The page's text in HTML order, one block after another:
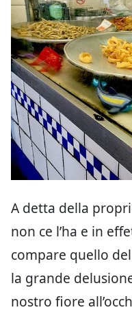
A detta della
non ce l’ha e in
compare quello
la grande
nostro fiore